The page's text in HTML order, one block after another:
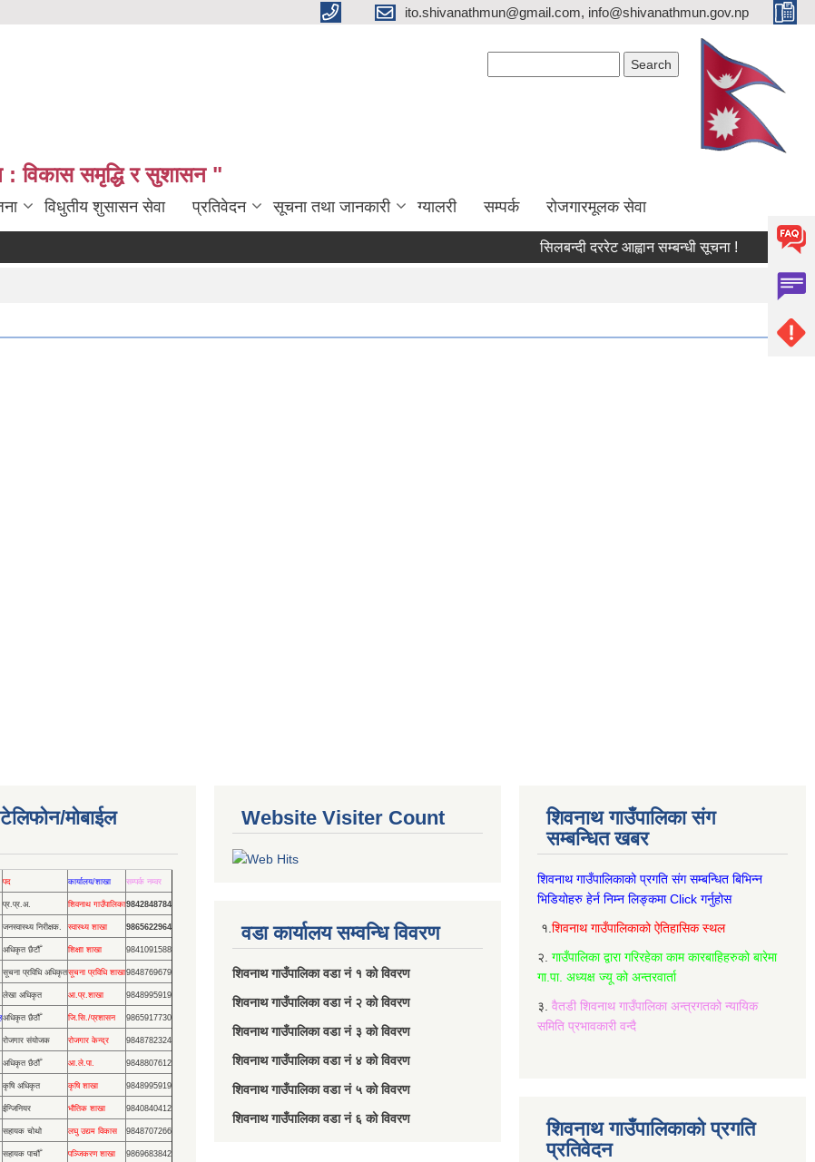
ito.shivanathmun@gmail.com, info@shivanathmun.gov.np
: विकास समृद्धि र सुशासन "
विधुतीय शुसासन सेवा प्रतिवेदन सूचना तथा जानकारी ग्यालरी सम्पर्क रोजगारमूलक सेवा
सिलबन्दी दररेट आह्वान सम्बन्धी सूचना ! आन्तरिक आय
मोबाईल
पद कार्यालय/शाखा सम्पर्क नम्वर
प्र.प्र.अ. शिवनाथ गाउँपालिका9842848784
जनस्वास्थ्य निरीक्षक. स्वास्थ्य शाखा 9865622964
अधिकृत छैटौँ शिक्षाा शाखा 9841091588
सूचना प्रविधि अधिकृतसूचना प्रविधि शाखा9848769679
लेखा अधिकृत आ.प्र.शाखा 9848995919
अधिकृत छैठौँ जि.सि./प्रशासन 9865917730
रोजगार संयोजक रोजगार केन्द्र 9848782324
अधिकृत छैठौँ आ.ले.पा. 9848807612
कृषि अधिकृत कृषि शाखा 9848995919
ईन्जिनियर भौतिक शाखा 9840840412
सहायक चोथो लघु उद्यम विकास 9848707266
सहायक पाचौँ पञ्जिकरण शाखा 9869683842
Website Visiter Count
वडा कार्यालय सम्वन्धि विवरण
शिवनाथ गाउँपालिका वडा नं‌ १ को विवरण
शिवनाथ गाउँपालिका वडा नं‌ २ को विवरण
शिवनाथ गाउँपालिका वडा नं‌ ३ को विवरण
शिवनाथ गाउँपालिका वडा नं‌ ४ को विवरण
शिवनाथ गाउँपालिका वडा नं‌ ५ को विवरण
शिवनाथ गाउँपालिका वडा नं‌ ६ को विवरण
शिवनाथ गाउँपालिका संग
सम्बन्धित खबर
शिवनाथ गाउँपालिकाको प्रगति संग सम्बन्धित बिभिन्‍न
भिडियोहरु हेर्न निम्‍न लिङ्कमा Click गर्नुहोस
१. शिवनाथ गाउँपालिकाको ऐतिहासिक स्थल
२. गाउँपालिका द्वारा गरिरहेका काम कारबाहिहरुको बारेमा
गा.पा. अध्यक्ष ज्यू को अन्तरवार्ता
३. वैतडी शिवनाथ गाउँपालिका अन्त्रगतको न्यायिक
समिति प्रभावकारी वन्दै
शिवनाथ गाउँपालिकाको प्रगति
प्रतिवेदन